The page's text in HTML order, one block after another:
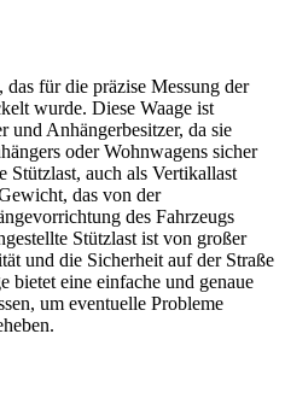
für die präzise Messung der
wurde. Diese Waage ist
und Anhängerbesitzer, da sie
oder Wohnwagens sicher
auch als Vertikallast
das von der
des Fahrzeugs
Stützlast ist von großer
und die Sicherheit auf der Straße
bietet eine einfache und genaue
um eventuelle Probleme